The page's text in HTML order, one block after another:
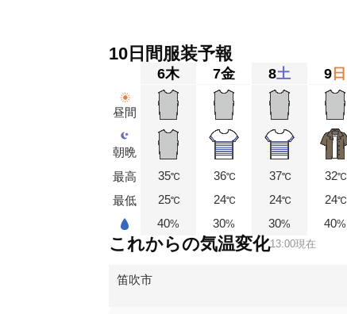
10日間服装予報
昼間
朝晩
最高
最低
6木
35℃
25℃
40%
7金
36℃
24℃
30%
8土
37℃
24℃
30%
9 日
32℃
24℃
40%
これからの気温変化13:00現在
笛吹市